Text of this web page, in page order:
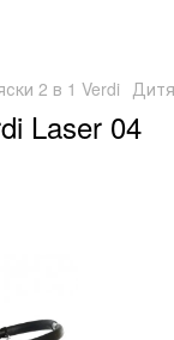
2 в 1 Verdi
Laser 04